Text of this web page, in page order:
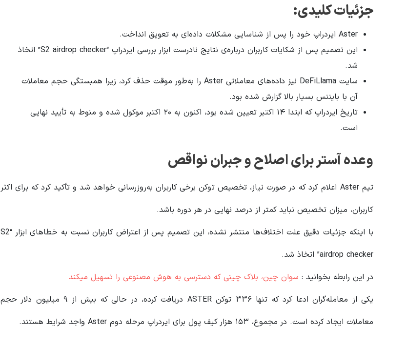
جزئیات کلیدی:
Aster ایردراپ خود را پس از شناسایی مشکلات داده‌ای به تعویق انداخت.
این تصمیم پس از شکایات کاربران درباره‌ی نتایج نادرست ابزار بررسی ایردراپ “S2 airdrop checker” اتخاذ
شد.
سایت DeFiLlama نیز داده‌های معاملاتی Aster را به‌طور موقت حذف کرد، زیرا همبستگی حجم معاملات
آن با بایننس بسیار بالا گزارش شده بود.
تاریخ ایردراپ که ابتدا ۱۴ اکتبر تعیین شده بود، اکنون به ۲۰ اکتبر موکول شده و منوط به تأیید نهایی
است.
وعده آستر برای اصلاح و جبران نواقص
تیم Aster اعلام کرد که در صورت نیاز، تخصیص توکن برخی کاربران به‌روزرسانی خواهد شد و تأکید کرد که برای اکثر
کاربران، میزان تخصیص نباید کمتر از درصد نهایی در هر دوره باشد.
با اینکه جزئیات دقیق علت اختلاف‌ها منتشر نشده، این تصمیم پس از اعتراض کاربران نسبت به خطاهای ابزار “S2
airdrop checker” اتخاذ شد.
در این رابطه بخوانید‌ : سوان چین، بلاک چینی که دسترسی به هوش مصنوعی را تسهیل میکند
یکی از معامله‌گران ادعا کرد که تنها ۳۳۶ توکن ASTER دریافت کرده، در حالی که بیش از ۹ میلیون دلار حجم
معاملات ایجاد کرده است. در مجموع، ۱۵۳ هزار کیف پول برای ایردراپ مرحله دوم Aster واجد شرایط هستند.